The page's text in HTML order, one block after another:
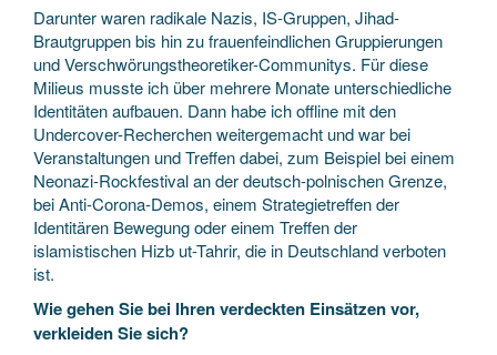
Darunter waren radikale Nazis, IS-Gruppen, Jihad-
Brautgruppen bis hin zu frauenfeindlichen Gruppierungen
und Verschwörungstheoretiker-Communitys. Für diese
Milieus musste ich über mehrere Monate unterschiedliche
Identitäten aufbauen. Dann habe ich offline mit den
Undercover-Recherchen weitergemacht und war bei
Veranstaltungen und Treffen dabei, zum Beispiel bei einem
Neonazi-Rockfestival an der deutsch-polnischen Grenze,
bei Anti-Corona-Demos, einem Strategietreffen der
Identitären Bewegung oder einem Treffen der
islamistischen Hizb ut-Tahrir, die in Deutschland verboten
ist.
Wie gehen Sie bei Ihren verdeckten Einsätzen vor,
verkleiden Sie sich?